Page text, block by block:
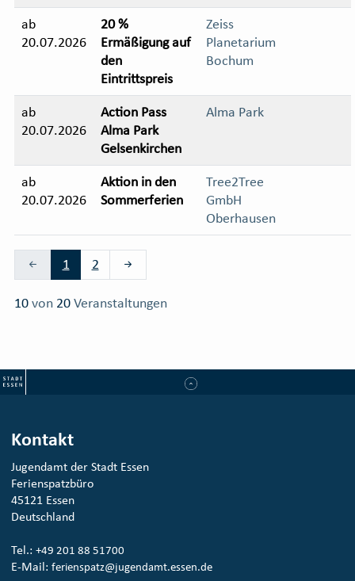
ab
20.07.2026
20 %
Ermäßigung auf
den
Eintrittspreis
Zeiss
Planetarium
Bochum
ab
20.07.2026
Action Pass
Alma Park
Gelsenkirchen
Alma Park
ab
20.07.2026
Aktion in den
Sommerferien
Tree2Tree
GmbH
Oberhausen
zur vorherigen Seite
1 2 zur nächsten Seite
10von 20Veranstaltungen
Kontakt
Jugendamt der Stadt Essen
Ferienspatzbüro
45121 Essen
Deutschland
Tel.: +49 201 88 51700
E-Mail: ferienspatz@jugendamt.essen.de